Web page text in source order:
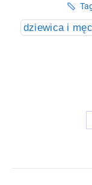
dziewica i